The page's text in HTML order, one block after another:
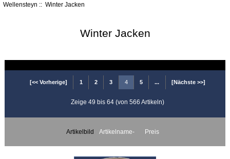
Wellensteyn :: Winter Jacken
Winter Jacken
[<< Vorherige] 1 2 3 4 5 ... [Nächste >>]
Zeige 49 bis 64 (von 566 Artikeln)
Artikelbild Artikelname- Preis